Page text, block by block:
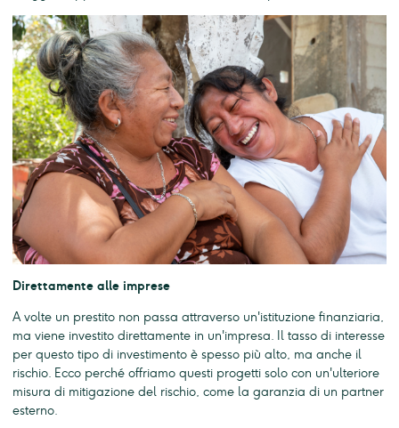
Direttamente alle imprese
A volte un prestito non passa attraverso un'istituzione finanziaria,
ma viene investito direttamente in un'impresa. Il tasso di interesse
per questo tipo di investimento è spesso più alto, ma anche il
rischio. Ecco perché offriamo questi progetti solo con un'ulteriore
misura di mitigazione del rischio, come la garanzia di un partner
esterno.